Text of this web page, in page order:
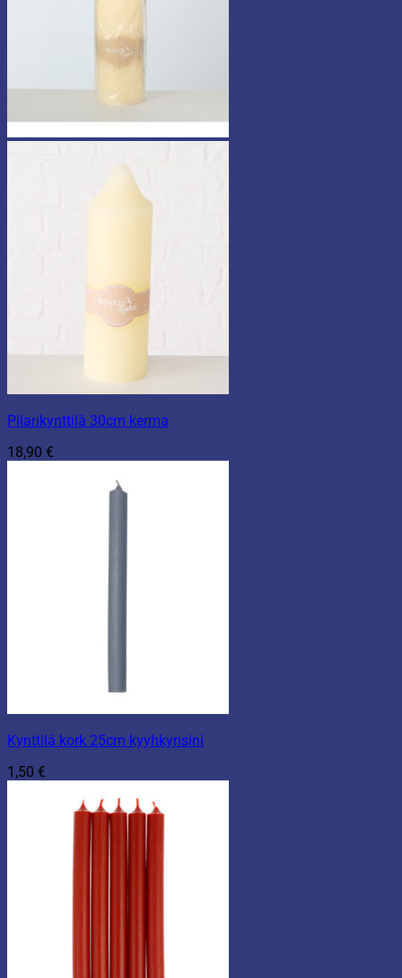
Pilarikynttilä 30cm kerma
18,90 €
Kynttilä kork 25cm kyyhkynsini
1,50 €